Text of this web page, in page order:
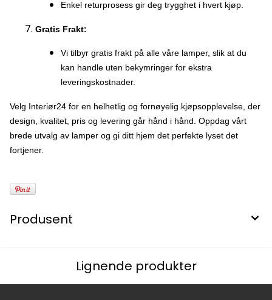
Enkel returprosess gir deg trygghet i hvert kjøp.
Gratis Frakt:
Vi tilbyr gratis frakt på alle våre lamper, slik at du
kan handle uten bekymringer for ekstra
leveringskostnader.
Velg Interiør24 for en helhetlig og fornøyelig kjøpsopplevelse, der
design, kvalitet, pris og levering går hånd i hånd. Oppdag vårt
brede utvalg av lamper og gi ditt hjem det perfekte lyset det
fortjener.
Produsent
Lignende produkter